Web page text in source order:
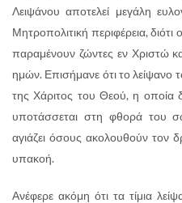
Λειψάνου αποτελεί μεγάλη
Μητροπολιτική περιφέρεια, διότι
παραμένουν ζώντες εν Χριστώ
ημών. Επισήμανε ότι το λείψανο
της Χάριτος του Θεού, η οποία
υποτάσσεται στη φθορά του
αγιάζει όσους ακολουθούν τον
υπακοή.
Ανέφερε ακόμη ότι τα τίμια